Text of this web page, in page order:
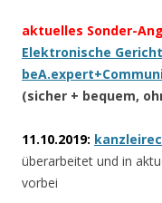
aktuelles Sonder-
Elektronische
(sicher + bequem,
11.10.2019:
überarbeitet und in
vorbei